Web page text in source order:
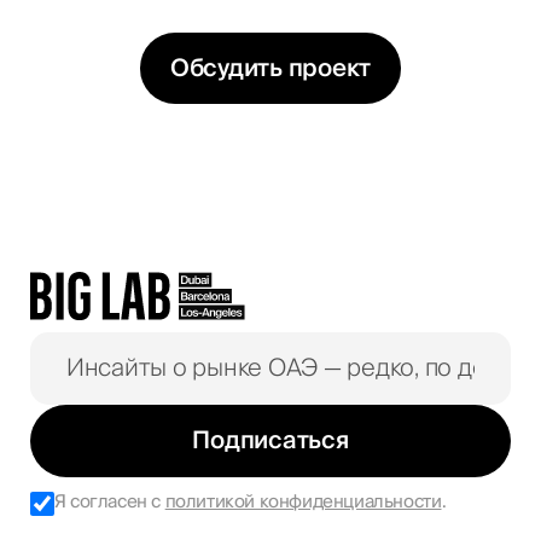
Обсудить проект
Подписаться
Я согласен сполитикой конфиденциальности.